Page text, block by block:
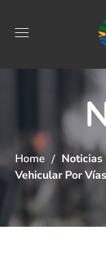
Home Noticias
Vehicular Por